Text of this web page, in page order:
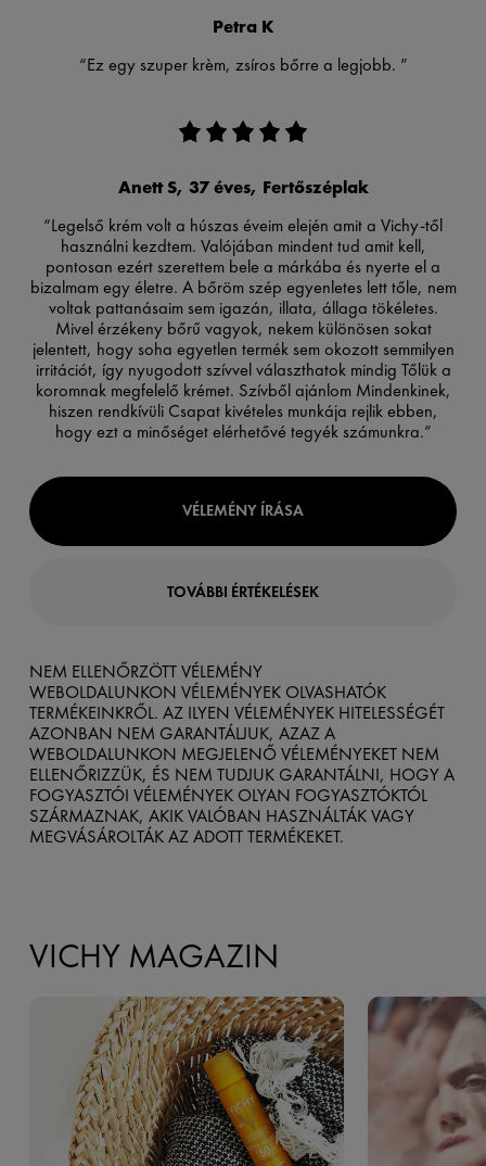
Petra K
“Ez egy szuper krèm, zsíros bőrre a legjobb. ”
Anett S, 37 éves, Fertőszéplak
“Legelső krém volt a húszas éveim elején amit a Vichy-től
használni kezdtem. Valójában mindent tud amit kell,
pontosan ezért szerettem bele a márkába és nyerte el a
bizalmam egy életre. A bőröm szép egyenletes lett tőle, nem
voltak pattanásaim sem igazán, illata, állaga tökéletes.
Mivel érzékeny bőrű vagyok, nekem különösen sokat
jelentett, hogy soha egyetlen termék sem okozott semmilyen
irritációt, így nyugodott szívvel választhatok mindig Tőlük a
koromnak megfelelő krémet. Szívből ajánlom Mindenkinek,
hiszen rendkívüli Csapat kivételes munkája rejlik ebben,
hogy ezt a minőséget elérhetővé tegyék számunkra.”
VÉLEMÉNY ÍRÁSA
TOVÁBBI ÉRTÉKELÉSEK
NEM ELLENŐRZÖTT VÉLEMÉNY
WEBOLDALUNKON VÉLEMÉNYEK OLVASHATÓK
TERMÉKEINKRŐL. AZ ILYEN VÉLEMÉNYEK HITELESSÉGÉT
AZONBAN NEM GARANTÁLJUK, AZAZ A
WEBOLDALUNKON MEGJELENŐ VÉLEMÉNYEKET NEM
ELLENŐRIZZÜK, ÉS NEM TUDJUK GARANTÁLNI, HOGY A
FOGYASZTÓI VÉLEMÉNYEK OLYAN FOGYASZTÓKTÓL
SZÁRMAZNAK, AKIK VALÓBAN HASZNÁLTÁK VAGY
MEGVÁSÁROLTÁK AZ ADOTT TERMÉKEKET.
VICHY MAGAZIN